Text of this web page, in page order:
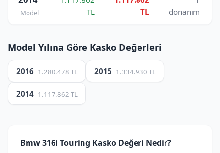
Model
TL
TL
donanım
Model Yılına Göre Kasko Değerleri
2016 1.280.478 TL 2015 1.334.930 TL
2014 1.117.862 TL
Bmw 316i Touring Kasko Değeri Nedir?